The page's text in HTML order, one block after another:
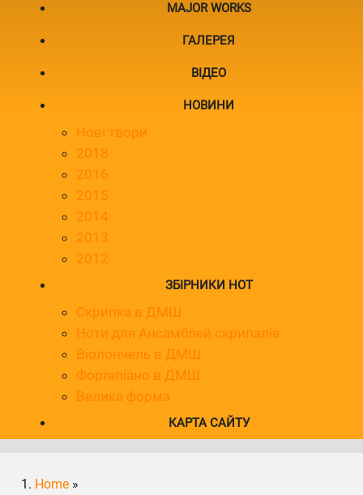
MAJOR WORKS
ГАЛЕРЕЯ
ВІДЕО
НОВИНИ
Нові твори
2018
2016
2015
2014
2013
2012
ЗБІРНИКИ НОТ
Скрипка в ДМШ
Ноти для Ансамблей скрипалів
Віолончель в ДМШ
Фортепіано в ДМШ
Велика форма
КАРТА САЙТУ
Home»